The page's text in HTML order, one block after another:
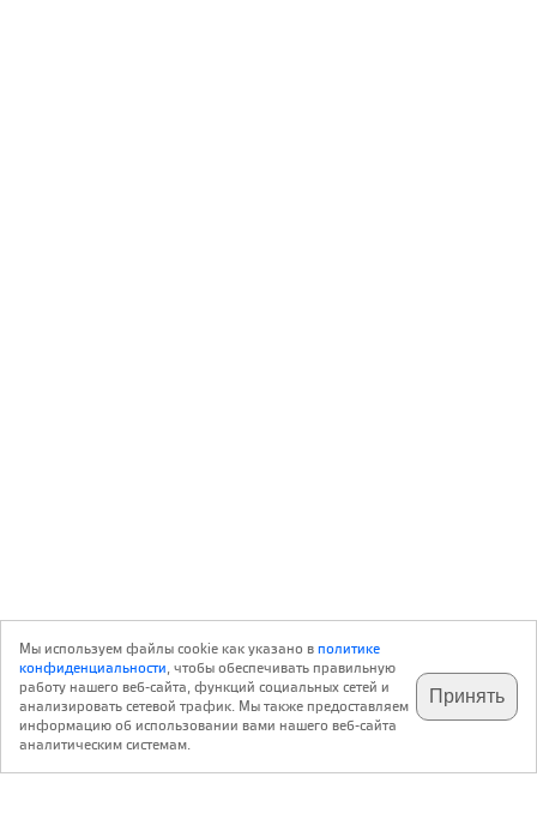
подпишитесь на наш
телеграм @archi_ru
✕
с 20 июля 1999 г.
Мы используем файлы cookie как указано вполитике
конфиденциальности, чтобы обеспечивать правильную
работу нашего веб-сайта, функций социальных сетей и
анализировать сетевой трафик. Мы также предоставляем
информацию об использовании вами нашего веб-сайта
аналитическим системам.
Принять